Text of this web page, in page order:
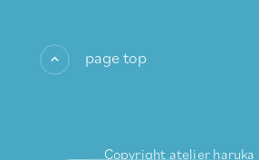
page top
Copyright atelier haruka